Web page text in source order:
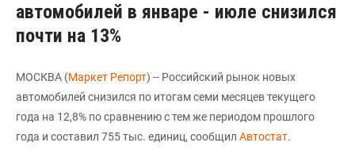
автомобилей в январе - июле снизился
почти на 13%
МОСКВА (Маркет Репорт) -- Российский рынок новых
автомобилей снизился по итогам семи месяцев текущего
года на 12,8% по сравнению с тем же периодом прошлого
года и составил 755 тыс. единиц, сообщил Автостат.